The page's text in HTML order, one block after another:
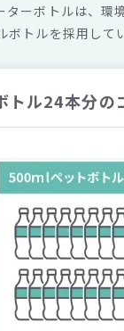
ターボトルは、環
ボトルを採用して
トル24本分の